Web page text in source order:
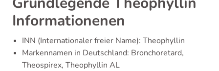
Informationenen
INN (Internationaler freier Name): Theophyllin
Markennamen in Deutschland: Bronchoretard,
Theospirex, Theophyllin AL